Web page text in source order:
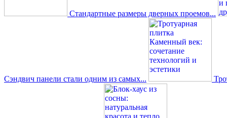
Стандартные размеры дверных проемов...
Сэндвич панели стали одним из самых...